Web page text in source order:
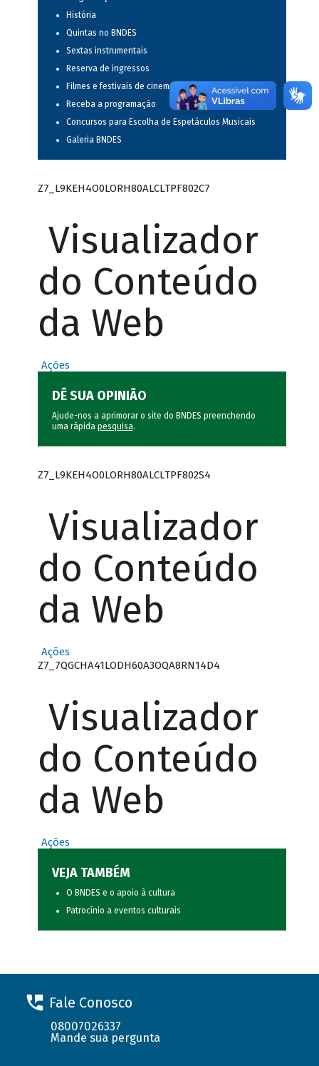
História
Quintas no BNDES
Sextas instrumentais
Reserva de ingressos
Filmes e festivais de cinema
Receba a programação
Concursos para Escolha de Espetáculos Musicais
Galeria BNDES
Z7_L9KEH4O0LORH80ALCLTPF802C7
Visualizador
do Conteúdo
da Web
Ações
DÊ SUA OPINIÃO
Ajude-nos a aprimorar o site do BNDES preenchendo
uma rápida pesquisa.
Z7_L9KEH4O0LORH80ALCLTPF802S4
Visualizador
do Conteúdo
da Web
Ações
Z7_7QGCHA41LODH60A3OQA8RN14D4
Visualizador
do Conteúdo
da Web
Ações
VEJA TAMBÉM
O BNDES e o apoio à cultura
Patrocínio a eventos culturais
Fale Conosco
08007026337
Mande sua pergunta